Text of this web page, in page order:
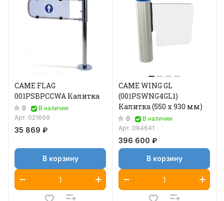
CAME FLAG
001PSBPCCWA Калитка
0
В наличии
Арт. 021669
35 869 ₽
В корзину
CAME WING GL
(001PSWNG4GL1)
Калитка (550 х 930 мм)
0
В наличии
Арт. 084641
396 600 ₽
В корзину